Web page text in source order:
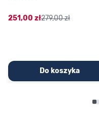
251,00 zł279,00 zł
Do koszyka